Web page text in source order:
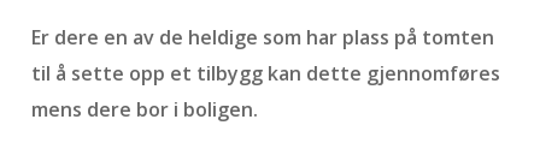
Er dere en av de heldige som har plass på tomten
til å sette opp et tilbygg kan dette gjennomføres
mens dere bor i boligen.